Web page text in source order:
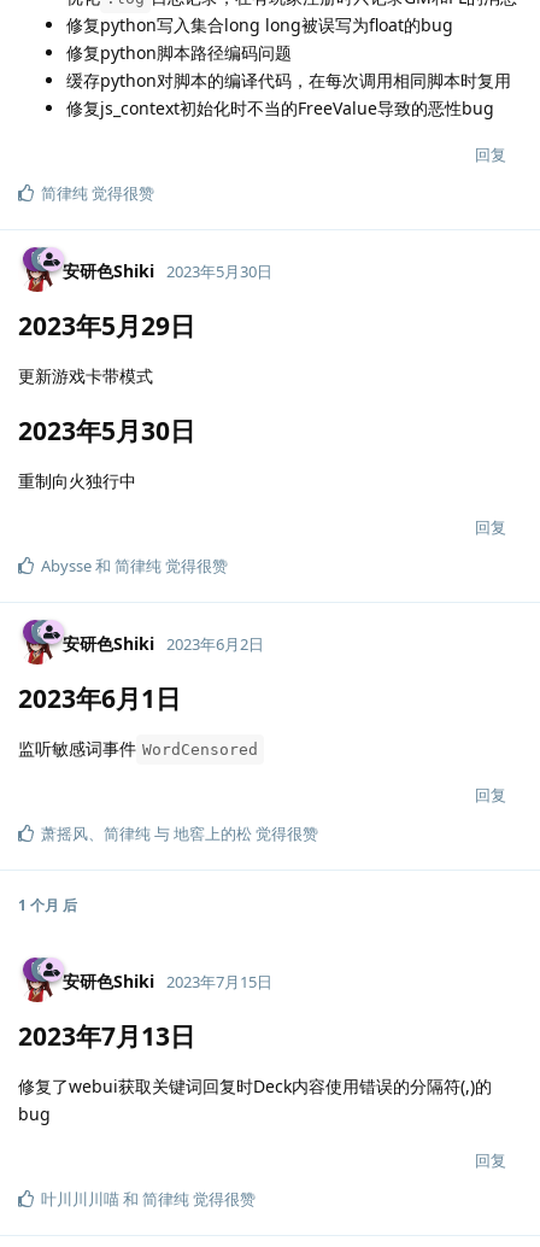
修复python写入集合long long被误写为float的bug
修复python脚本路径编码问题
缓存python对脚本的编译代码，在每次调用相同脚本时复用
修复js_context初始化时不当的FreeValue导致的恶性bug
回复
简律纯觉得很赞
安研色Shiki 2023年5月30日
2023年5月29日
更新游戏卡带模式
2023年5月30日
重制向火独行中
回复
Abysse和 简律纯觉得很赞
安研色Shiki 2023年6月2日
2023年6月1日
监听敏感词事件 WordCensored
回复
萧摇风、 简律纯与地窖上的松觉得很赞
1 个月 后
安研色Shiki 2023年7月15日
2023年7月13日
修复了webui获取关键词回复时Deck内容使用错误的分隔符(,)的
bug
回复
叶川川川喵和 简律纯觉得很赞